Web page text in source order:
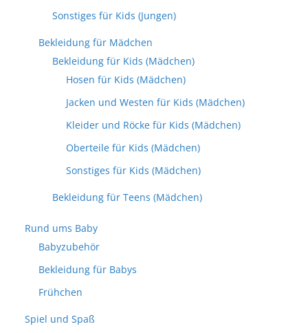
Sonstiges für Kids (Jungen)
Bekleidung für Mädchen
Bekleidung für Kids (Mädchen)
Hosen für Kids (Mädchen)
Jacken und Westen für Kids (Mädchen)
Kleider und Röcke für Kids (Mädchen)
Oberteile für Kids (Mädchen)
Sonstiges für Kids (Mädchen)
Bekleidung für Teens (Mädchen)
Rund ums Baby
Babyzubehör
Bekleidung für Babys
Frühchen
Spiel und Spaß